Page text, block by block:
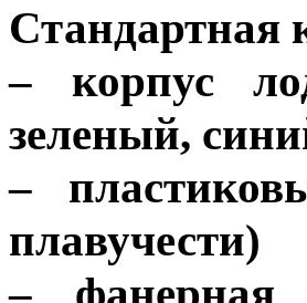
Стандартная
– корпус
зеленый,
–
плавучести)